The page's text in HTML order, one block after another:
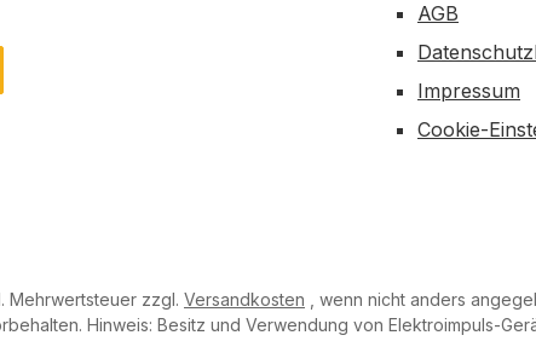
AGB
Impressum
Cookie-
Mehrwertsteuer zzgl. Versandkosten , wenn nicht anders
Hinweis: Besitz und Verwendung von Elektroimpuls-